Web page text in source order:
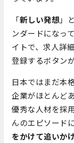
「新しい発想」
ンダードになっ
イトで、求人詳
登録するボタン
日本ではまだ本
企業がほとんど
優秀な人材を採
んのエピソード
をかけて追いか